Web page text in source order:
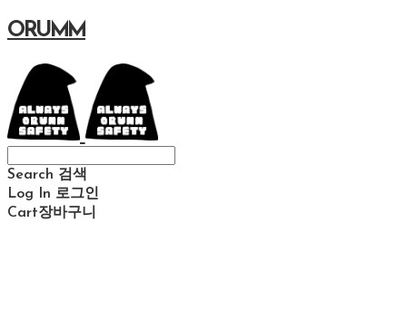
ORUMM
Search 검색
Log In 로그인
Cart장바구니